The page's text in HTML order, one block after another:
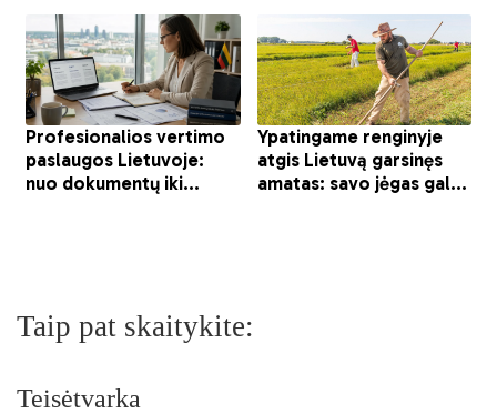
Taip pat skaitykite:
Teisėtvarka